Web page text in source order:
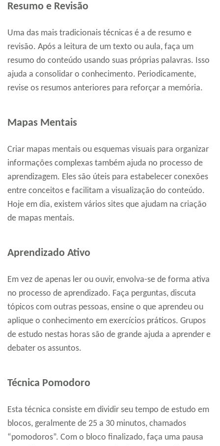
Resumo e Revisão
Uma das mais tradicionais técnicas é a de resumo e
revisão. Após a leitura de um texto ou aula, faça um
resumo do conteúdo usando suas próprias palavras. Isso
ajuda a consolidar o conhecimento. Periodicamente,
revise os resumos anteriores para reforçar a memória.
Mapas Mentais
Criar mapas mentais ou esquemas visuais para organizar
informações complexas também ajuda no processo de
aprendizagem. Eles são úteis para estabelecer conexões
entre conceitos e facilitam a visualização do conteúdo.
Hoje em dia, existem vários sites que ajudam na criação
de mapas mentais.
Aprendizado Ativo
Em vez de apenas ler ou ouvir, envolva-se de forma ativa
no processo de aprendizado. Faça perguntas, discuta
tópicos com outras pessoas, ensine o que aprendeu ou
aplique o conhecimento em exercícios práticos. Grupos
de estudo nestas horas são de grande ajuda a aprender e
debater os assuntos.
Técnica Pomodoro
Esta técnica consiste em dividir seu tempo de estudo em
blocos, geralmente de 25 a 30 minutos, chamados
“pomodoros”. Com o bloco finalizado, faça uma pausa